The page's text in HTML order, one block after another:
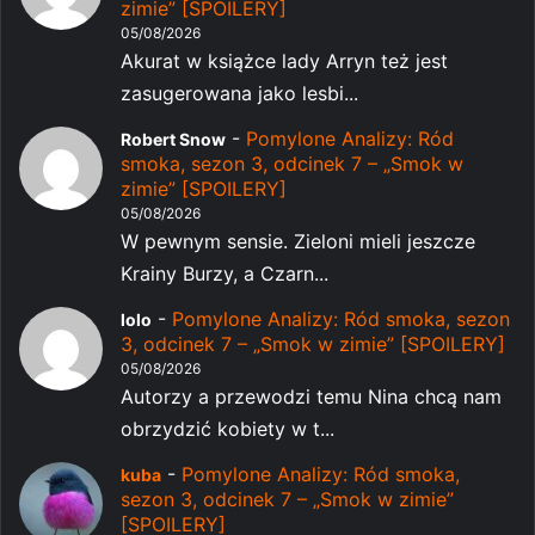
zimie” [SPOILERY]
05/08/2026
Akurat w książce lady Arryn też jest
zasugerowana jako lesbi...
Robert Snow - Pomylone Analizy: Ród
smoka, sezon 3, odcinek 7 – „Smok w
zimie” [SPOILERY]
05/08/2026
W pewnym sensie. Zieloni mieli jeszcze
Krainy Burzy, a Czarn...
lolo - Pomylone Analizy: Ród smoka, sezon
3, odcinek 7 – „Smok w zimie” [SPOILERY]
05/08/2026
Autorzy a przewodzi temu Nina chcą nam
obrzydzić kobiety w t...
kuba - Pomylone Analizy: Ród smoka,
sezon 3, odcinek 7 – „Smok w zimie”
[SPOILERY]